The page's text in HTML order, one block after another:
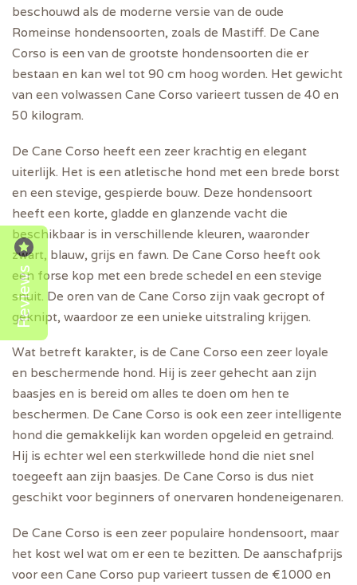
beschouwd als de moderne versie van de oude
Romeinse hondensoorten, zoals de Mastiff. De Cane
Corso is een van de grootste hondensoorten die er
bestaan en kan wel tot 90 cm hoog worden. Het gewicht
van een volwassen Cane Corso varieert tussen de 40 en
50 kilogram.
De Cane Corso heeft een zeer krachtig en elegant
uiterlijk. Het is een atletische hond met een brede borst
en een stevige, gespierde bouw. Deze hondensoort
heeft een korte, gladde en glanzende vacht die
beschikbaar is in verschillende kleuren, waaronder
zwart, blauw, grijs en fawn. De Cane Corso heeft ook
een forse kop met een brede schedel en een stevige
snuit. De oren van de Cane Corso zijn vaak gecropt of
geknipt, waardoor ze een unieke uitstraling krijgen.
Wat betreft karakter, is de Cane Corso een zeer loyale
en beschermende hond. Hij is zeer gehecht aan zijn
baasjes en is bereid om alles te doen om hen te
beschermen. De Cane Corso is ook een zeer intelligente
hond die gemakkelijk kan worden opgeleid en getraind.
Hij is echter wel een sterkwillede hond die niet snel
toegeeft aan zijn baasjes. De Cane Corso is dus niet
geschikt voor beginners of onervaren hondeneigenaren.
De Cane Corso is een zeer populaire hondensoort, maar
het kost wel wat om er een te bezitten. De aanschafprijs
voor een Cane Corso pup varieert tussen de €1000 en
Reviews